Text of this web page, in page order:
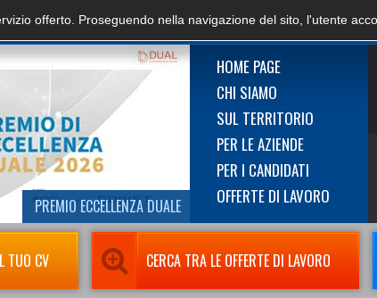
PREMIO ECCELLENZA DUALE
HOME PAGE
CHI SIAMO
SUL TERRITORIO
PER LE AZIENDE
PER I CANDIDATI
OFFERTE DI LAVORO
TUO CV CERCA TRA LE OFFERTE DI LAVORO
offerto. Proseguendo nella navigazione del sito, l'utente